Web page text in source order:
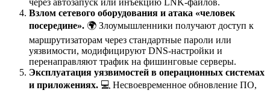
Взлом сетевого оборудования и атака «человек
посередине». 🌍 Злоумышленники получают доступ к
маршрутизаторам через стандартные пароли или
уязвимости, модифицируют DNS-настройки и
перенаправляют трафик на фишинговые серверы.
Эксплуатация уязвимостей в операционных системах
и приложениях. 💻 Несвоевременное обновление ПО,